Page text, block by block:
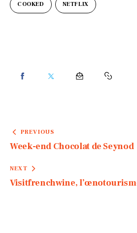
COOKED NETFLIX
PREVIOUS
Week-end Chocolat de Seynod
NEXT
Visitfrenchwine,